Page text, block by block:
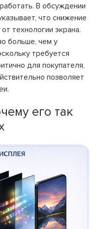
В обсуждении
что снижение
технологии экрана.
больше, чем у
требуется
для покупателя,
позволяет
его так